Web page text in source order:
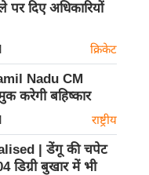
दिए अधिकारियों
क्रिकेट
Nadu CM
करेगी बहिष्कार
राष्ट्रीय
| डेंगू की चपेट
डिग्री बुखार में भी